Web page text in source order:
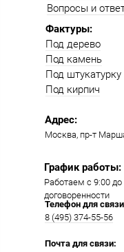
Фактуры:
Под дерево
Под камень
Под штукатурку
Под кирпич
Работаем с 9:00 до
договоренности
Москва, пр-т
Вопросы и
Адрес:
График работы:
Телефон для
8 (495) 374-55-56​
Почта для связи: